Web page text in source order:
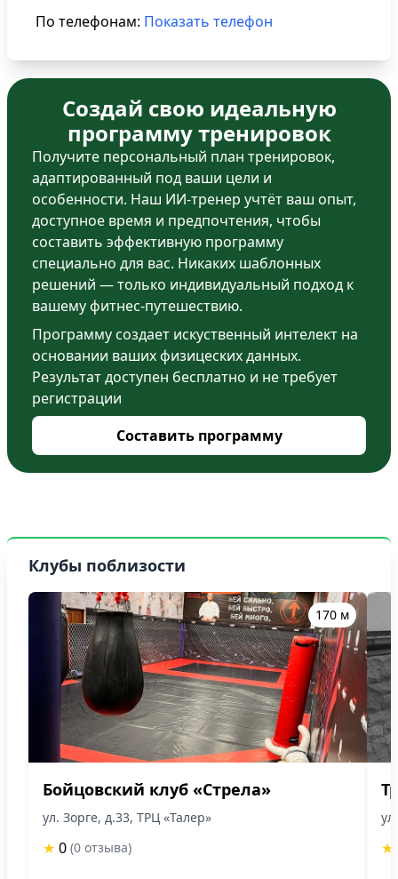
По телефонам: Показать телефон
Создай свою идеальную
программу тренировок
Получите персональный план тренировок,
адаптированный под ваши цели и
особенности. Наш ИИ-тренер учтёт ваш опыт,
доступное время и предпочтения, чтобы
составить эффективную программу
специально для вас. Никаких шаблонных
решений — только индивидуальный подход к
вашему фитнес-путешествию.
Программу создает искуственный интелект на
основании ваших физицеских данных.
Результат доступен бесплатно и не требует
регистрации
Составить программу
Клубы поблизости
170 м
Бойцовский клуб «Стрела»
ул. Зорге, д.33, ТРЦ «Талер»
★ 0 (0 отзыва) ★